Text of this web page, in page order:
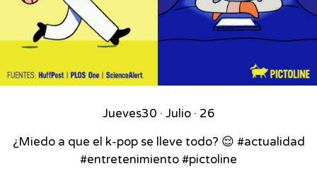
Jueves30 · Julio · 26
¿Miedo a que el k-pop se lleve todo? 😌 #actualidad
#entretenimiento #pictoline